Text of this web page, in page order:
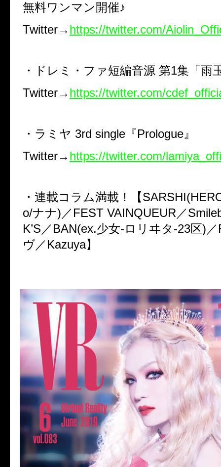
無料ワンマン開催♪
Twitter→ https://twitter.com/
・ドレミ・ファ短編音源 第1集「雨
Twitter→ https://twitter.com/
・ラミヤ 3rd single『Prologue』
Twitter→ https://twitter.com/
・連載コラム満載！【
o/ナナ)／FEST VAINQUEUR／
K’S／BAN(ex.少女-ロリヰタ-23区)
ヴ／Kazuya】